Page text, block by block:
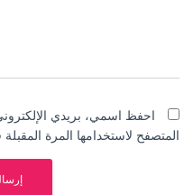
احفظ اسمي، بريدي
المتصفح لاستخدامها المرة